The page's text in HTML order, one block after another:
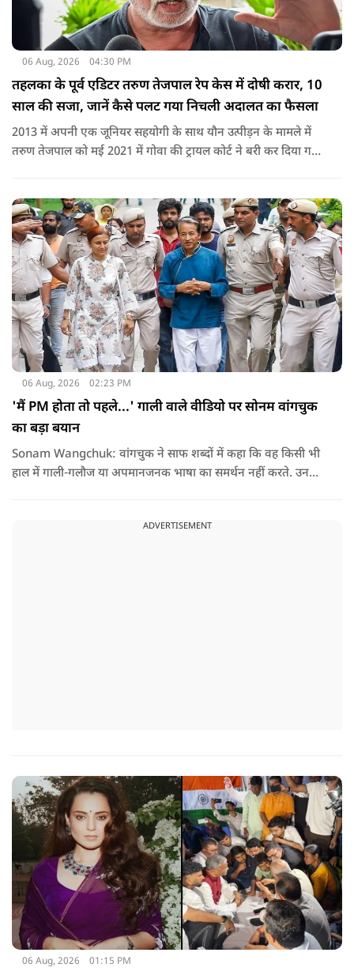
06 Aug, 2026 04:30 PM
तहलका के पूर्व एडिटर तरुण तेजपाल रेप केस में दोषी करार, 10
साल की सजा, जानें कैसे पलट गया निचली अदालत का फैसला
2013 में अपनी एक जूनियर सहयोगी के साथ यौन उत्पीड़न के मामले में
तरुण तेजपाल को मई 2021 में गोवा की ट्रायल कोर्ट ने बरी कर दिया गया
06 Aug, 2026 02:23 PM
'मैं PM होता तो पहले...' गाली वाले वीडियो पर सोनम वांगचुक
का बड़ा बयान
Sonam Wangchuk: वांगचुक ने साफ शब्दों में कहा कि वह किसी भी
हाल में गाली-गलौज या अपमानजनक भाषा का समर्थन नहीं करते. उनका
ADVERTISEMENT
06 Aug, 2026 01:15 PM